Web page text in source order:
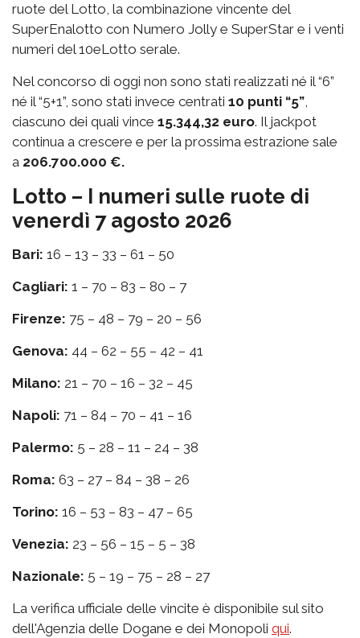
ruote del Lotto, la combinazione vincente del
SuperEnalotto con Numero Jolly e SuperStar e i venti
numeri del 10eLotto serale.
Nel concorso di oggi non sono stati realizzati né il “6”
né il “5+1”, sono stati invece centrati 10 punti “5”,
ciascuno dei quali vince 15.344,32 euro. Il jackpot
continua a crescere e per la prossima estrazione sale
a 206.700.000 €.
Lotto – I numeri sulle ruote di
venerdì 7 agosto 2026
Bari: 16 – 13 – 33 – 61 – 50
Cagliari: 1 – 70 – 83 – 80 – 7
Firenze: 75 – 48 – 79 – 20 – 56
Genova: 44 – 62 – 55 – 42 – 41
Milano: 21 – 70 – 16 – 32 – 45
Napoli: 71 – 84 – 70 – 41 – 16
Palermo: 5 – 28 – 11 – 24 – 38
Roma: 63 – 27 – 84 – 38 – 26
Torino: 16 – 53 – 83 – 47 – 65
Venezia: 23 – 56 – 15 – 5 – 38
Nazionale: 5 – 19 – 75 – 28 – 27
La verifica ufficiale delle vincite è disponibile sul sito
dell'Agenzia delle Dogane e dei Monopoli qui.